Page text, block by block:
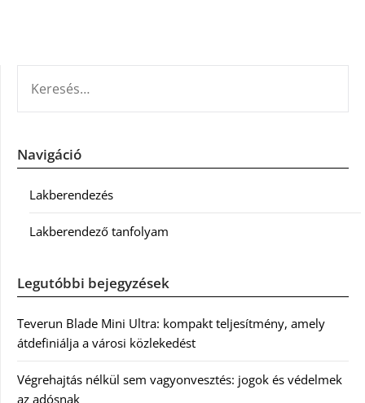
Navigáció
Lakberendezés
Lakberendező tanfolyam
Legutóbbi bejegyzések
Teverun Blade Mini Ultra: kompakt teljesítmény, amely
átdefiniálja a városi közlekedést
Végrehajtás nélkül sem vagyonvesztés: jogok és védelmek
az adósnak